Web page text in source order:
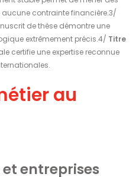
contrainte financière.3/
de thèse démontre une
extrêmement précis.4/ Titre
certifie une expertise reconnue
au
entreprises